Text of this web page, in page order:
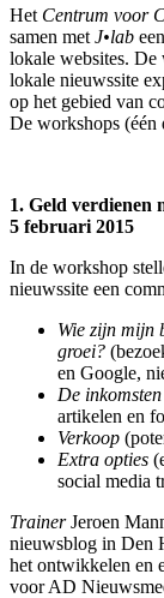
Het Centrum voor
samen met J•lab
lokale websites. De
lokale nieuwssite
op het gebied van
De workshops (één
1. Geld verdienen
5 februari 2015
In de workshop
nieuwssite een
Wie zijn mijn
groei?
en Google,
De inkomsten
artikelen en
Verkoop
Extra opties
social media
TrainerJeroen
nieuwsblog in Den
het ontwikkelen en
voor AD